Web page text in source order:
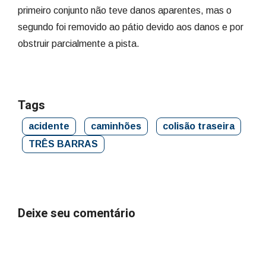
primeiro conjunto não teve danos aparentes, mas o
segundo foi removido ao pátio devido aos danos e por
obstruir parcialmente a pista.
Tags
acidente caminhões
colisão traseira
TRÊS BARRAS
Deixe seu comentário